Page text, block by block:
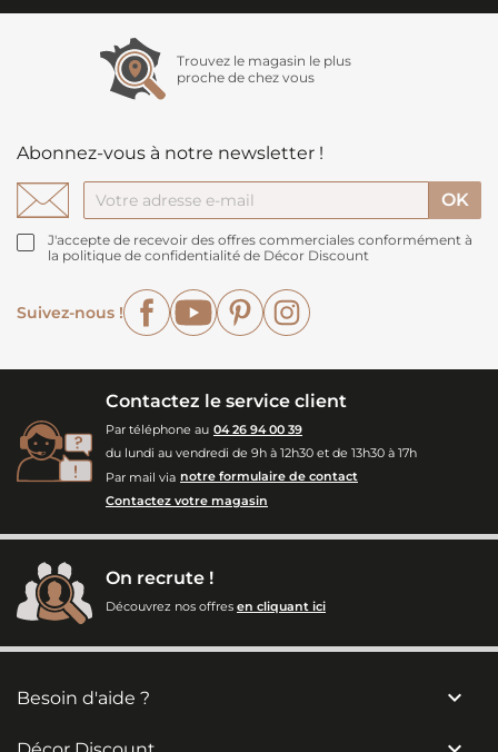
Trouvez le magasin le plus
proche de chez vous
Abonnez-vous à notre newsletter !
J'accepte de recevoir des offres commerciales conformément à
la politique de confidentialité de Décor Discount
Suivez-nous !
FacebookYouTubePinterest
Contactez le service client
Par téléphone au 04 26 94 00 39
du lundi au vendredi de 9h à 12h30 et de 13h30 à 17h
Par mail via notre formulaire de contact
Contactez votre magasin
On recrute !
Découvrez nos offres en cliquant ici
Besoin d'aide ? 